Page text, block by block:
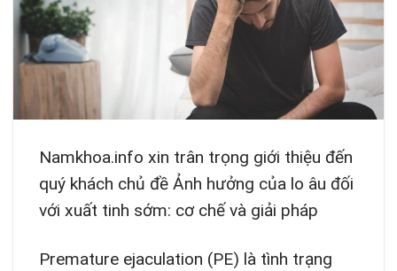
Namkhoa.info xin trân trọng giới thiệu đến
quý khách chủ đề Ảnh hưởng của lo âu đối
với xuất tinh sớm: cơ chế và giải pháp
Premature ejaculation (PE) là tình trạng